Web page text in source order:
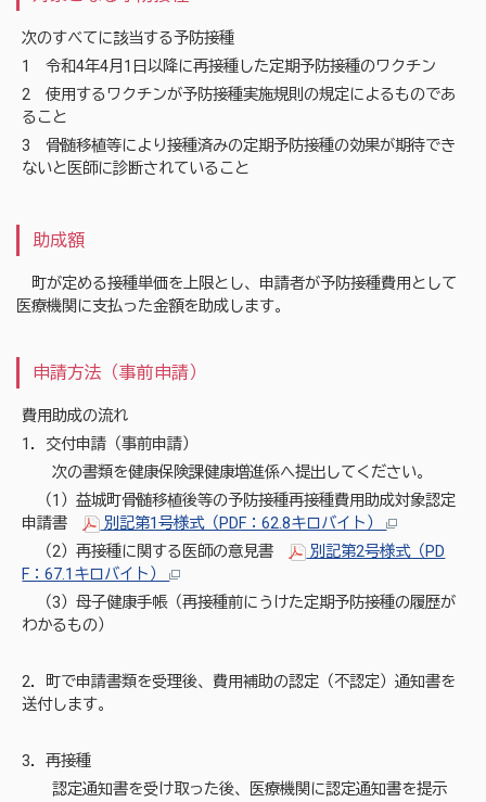
次のすべてに該当する予防接種
1 令和4年4月1日以降に再接種した定期予防接種のワクチン
2 使用するワクチンが予防接種実施規則の規定によるものであ
ること
3 骨髄移植等により接種済みの定期予防接種の効果が期待でき
ないと医師に診断されていること
助成額
町が定める接種単価を上限とし、申請者が予防接種費用として
医療機関に支払った金額を助成します。
申請方法（事前申請）
費用助成の流れ
1．交付申請（事前申請）
次の書類を健康保険課健康増進係へ提出してください。
（1）益城町骨髄移植後等の予防接種再接種費用助成対象認定
申請書
別記第1号様式（PDF：62.8キロバイト）
（2）再接種に関する医師の意見書
別記第2号様式（PD
F：67.1キロバイト）
（3）母子健康手帳（再接種前にうけた定期予防接種の履歴が
わかるもの）
2．町で申請書類を受理後、費用補助の認定（不認定）通知書を
送付します。
3．再接種
認定通知書を受け取った後、医療機関に認定通知書を提示